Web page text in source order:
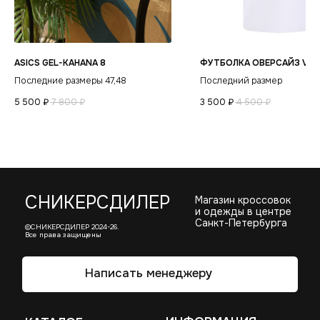
ASICS GEL-KAHANA 8
Последние размеры 47,48
5 500 ₽7 800₽
ФУТБОЛКА ОВЕРСАЙЗ
Последний размер
3 500 ₽4 500₽